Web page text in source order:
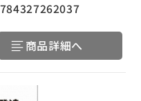
商品詳細へ